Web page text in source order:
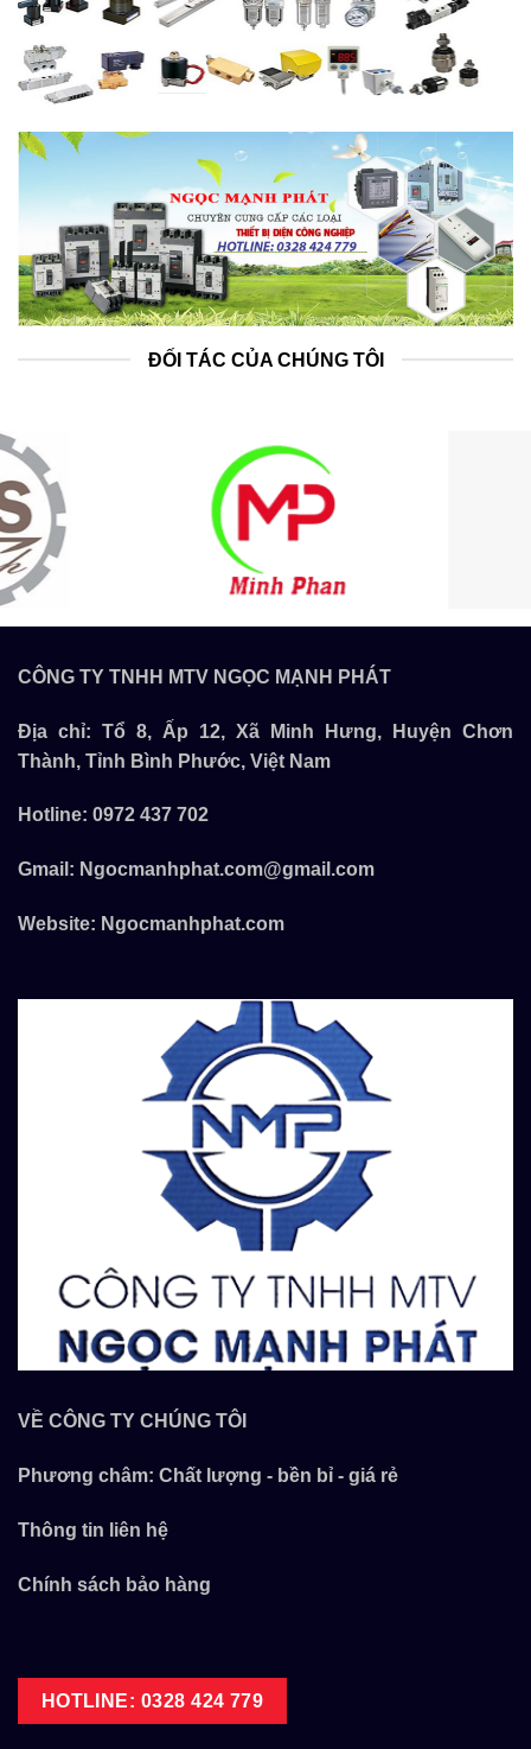
ĐỐI TÁC CỦA CHÚNG TÔI
CÔNG TY TNHH MTV NGỌC MẠNH PHÁT
Địa chỉ: Tổ 8, Ấp 12, Xã Minh Hưng, Huyện Chơn
Thành, Tỉnh Bình Phước, Việt Nam
Hotline: 0972 437 702
Gmail: Ngocmanhphat.com@gmail.com
Website: Ngocmanhphat.com
VỀ CÔNG TY CHÚNG TÔI
Phương châm: Chất lượng - bền bỉ - giá rẻ
Thông tin liên hệ
Chính sách bảo hàng
HOTLINE: 0328 424 779